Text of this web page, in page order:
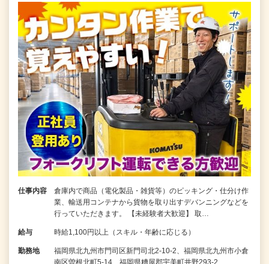
仕事内容
倉庫内で商品（電化製品・雑貨等）のピッキング・仕分け作
業、輸送用コンテナから貨物を取り出すデバンニングなどを
行っていただきます。 【未経験者大歓迎】 取…
給与 時給1,100円以上（スキル・年齢に応じる）
勤務地
福岡県北九州市門司区新門司北2-10-2、福岡県北九州市小倉
南区曽根北町5-14、福岡県糟屋郡宇美町井野293-2